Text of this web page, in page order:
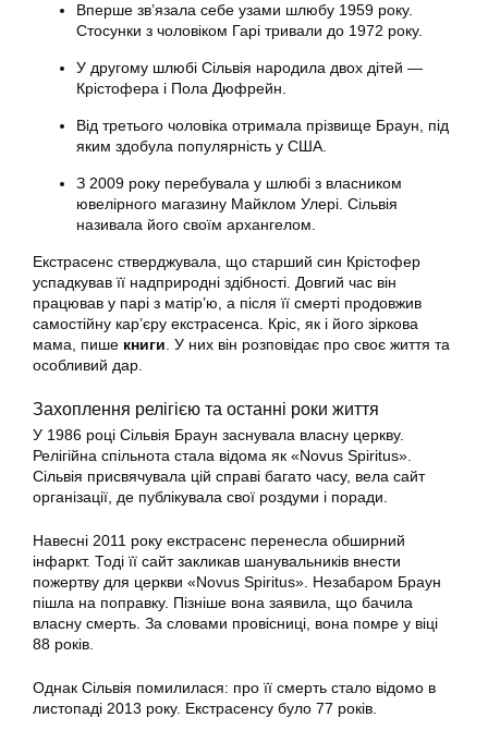
Вперше зв’язала себе узами шлюбу 1959 року.
Стосунки з чоловіком Гарі тривали до 1972 року.
У другому шлюбі Сільвія народила двох дітей —
Крістофера і Пола Дюфрейн.
Від третього чоловіка отримала прізвище Браун, під
яким здобула популярність у США.
З 2009 року перебувала у шлюбі з власником
ювелірного магазину Майклом Улері. Сільвія
називала його своїм архангелом.
Екстрасенс стверджувала, що старший син Крістофер
успадкував її надприродні здібності. Довгий час він
працював у парі з матір’ю, а після її смерті продовжив
самостійну кар’єру екстрасенса. Кріс, як і його зіркова
мама, пише книги . У них він розповідає про своє життя та
особливий дар.
Захоплення релігією та останні роки життя
У 1986 році Сільвія Браун заснувала власну церкву.
Релігійна спільнота стала відома як «Novus Spiritus».
Сільвія присвячувала цій справі багато часу, вела сайт
організації, де публікувала свої роздуми і поради.
Навесні 2011 року екстрасенс перенесла обширний
інфаркт. Тоді її сайт закликав шанувальників внести
пожертву для церкви «Novus Spiritus». Незабаром Браун
пішла на поправку. Пізніше вона заявила, що бачила
власну смерть. За словами провісниці, вона помре у віці
88 років.
Однак Сільвія помилилася: про її смерть стало відомо в
листопаді 2013 року. Екстрасенсу було 77 років.